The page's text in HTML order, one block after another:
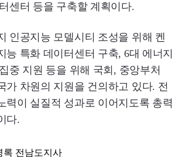
센터 등을 구축할 계획이다.
인공지능 모델시티 조성을 위해 켄
능 특화 데이터센터 구축, 6대 에너지
중 지원 등을 위해 국회, 중앙부처
가 차원의 지원을 건의하고 있다. 전
력이 실질적 성과로 이어지도록 총력
다.
록 전남도지사